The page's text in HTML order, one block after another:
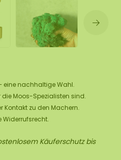
eine nachhaltige Wahl.
Moos-Spezialisten sind.
Kontakt zu den Machern.
Widerrufsrecht.
Käuferschutz bis